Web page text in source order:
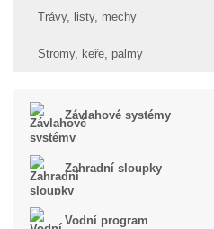
Trávy, listy, mechy
Stromy, keře, palmy
Závlahové systémy
Zahradní sloupky
Vodní program